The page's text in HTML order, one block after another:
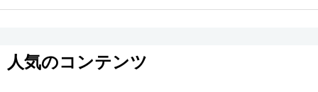
人気のコンテンツ